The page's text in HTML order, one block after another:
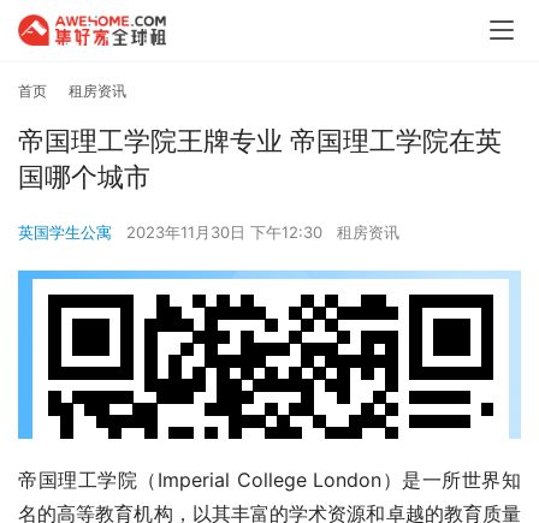
首页 租房资讯
帝国理工学院王牌专业 帝国理工学院在英
国哪个城市
英国学生公寓 2023年11月30日 下午12:30 租房资讯
帝国理工学院（Imperial College London）是一所世界知
名的高等教育机构，以其丰富的学术资源和卓越的教育质量